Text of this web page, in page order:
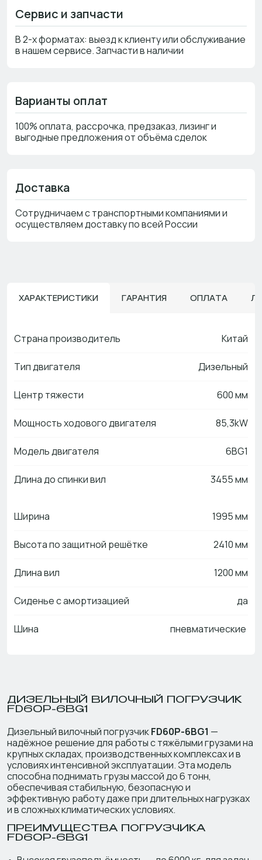
Сервис и запчасти
В 2-х форматах: выезд к клиенту или обслуживание
в нашем сервисе. Запчасти в наличии
Варианты оплат
100% оплата, рассрочка, предзаказ, лизинг и
выгодные предложения от объёма сделок
Доставка
Сотрудничаем с транспортными компаниями и
осуществляем доставку по всей России
ХАРАКТЕРИСТИКИ ГАРАНТИЯ ОПЛАТА
Страна производитель Китай
Тип двигателя Дизельный
Центр тяжести 600 мм
Мощность ходового двигателя 85,3kW
Модель двигателя 6BG1
Длина до спинки вил 3455 мм
Ширина 1995 мм
Высота по защитной решётке 2410 мм
Длина вил 1200 мм
Сиденье с амортизацией да
Шина пневматические
ДИЗЕЛЬНЫЙ ВИЛОЧНЫЙ ПОГРУЗЧИК
FD60P-6BG1
Дизельный вилочный погрузчикFD60P-6BG1 —
надёжное решение для работы с тяжёлыми грузами на
крупных складах, производственных комплексах и в
условиях интенсивной эксплуатации. Эта модель
способна поднимать грузы массой до 6 тонн,
обеспечивая стабильную, безопасную и
эффективную работу даже при длительных нагрузках
и в сложных климатических условиях.
ПРЕИМУЩЕСТВА ПОГРУЗЧИКА
FD60P-6BG1